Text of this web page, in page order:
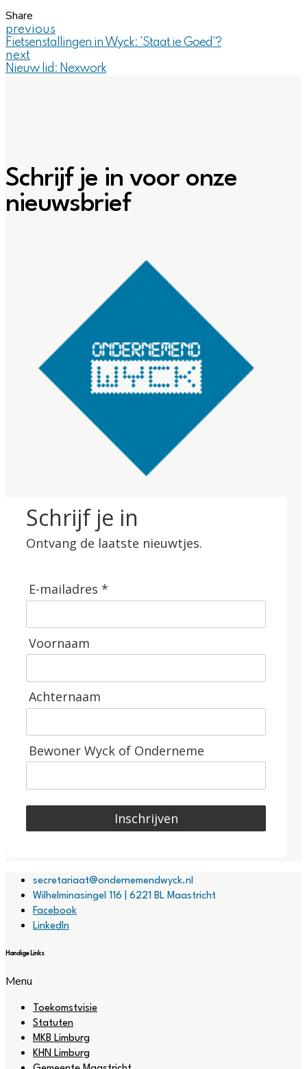
Share
previous
Fietsenstallingen in Wyck: 'Staat ie Goed'?
next
Nieuw lid: Nexwork
Schrijf je in voor onze
nieuwsbrief
Schrijf je in
Ontvang de laatste nieuwtjes.
E-mailadres *
Voornaam
Achternaam
Bewoner Wyck of Onderneme
Inschrijven
secretariaat@ondernemendwyck.nl
Wilhelminasingel 116 | 6221 BL Maastricht
Facebook
LinkedIn
Handige Links
Menu
Toekomstvisie
Statuten
MKB Limburg
KHN Limburg